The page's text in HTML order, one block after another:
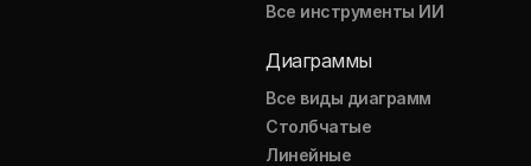
Все инструменты ИИ
Диаграммы
Все виды диаграмм
Столбчатые
Линейные